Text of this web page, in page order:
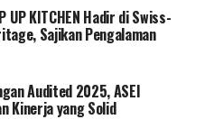
UP KITCHEN Hadir di Swiss-
Sajikan Pengalaman
Audited 2025, ASEI
Kinerja yang Solid